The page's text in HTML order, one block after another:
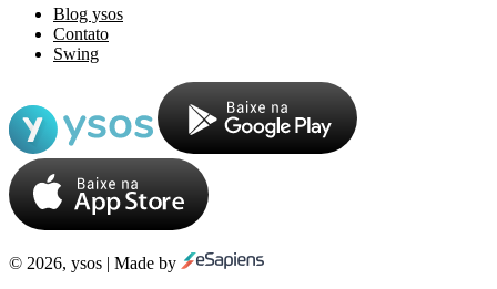
Blog ysos
Contato
Swing
© 2026, ysos | Made by